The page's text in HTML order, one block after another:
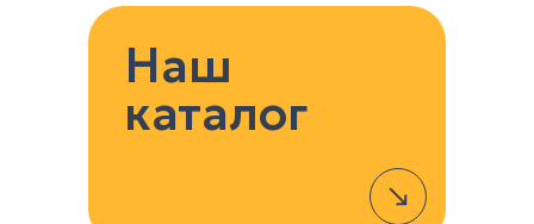
Наш
каталог